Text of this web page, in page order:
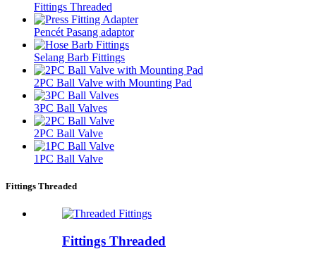
Fittings Threaded
Pencét Pasang adaptor
Selang Barb Fittings
2PC Ball Valve with Mounting Pad
3PC Ball Valves
2PC Ball Valve
1PC Ball Valve
Fittings Threaded
Fittings Threaded